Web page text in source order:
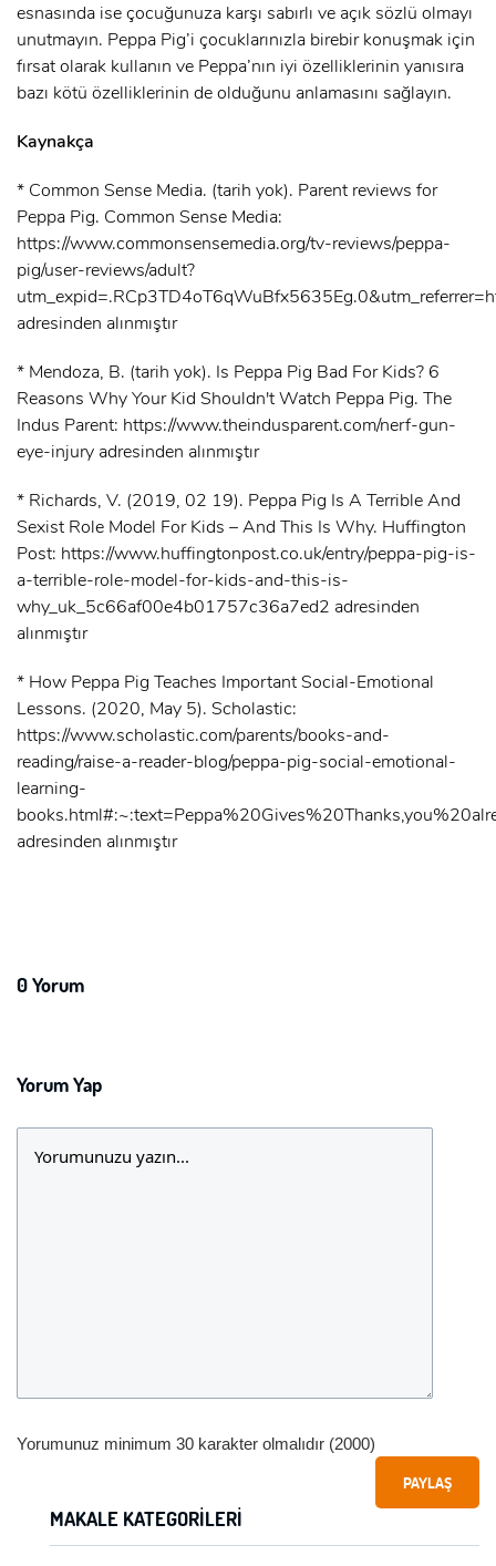
esnasında ise çocuğunuza karşı sabırlı ve açık sözlü olmayı
unutmayın. Peppa Pig’i çocuklarınızla birebir konuşmak için
fırsat olarak kullanın ve Peppa’nın iyi özelliklerinin yanısıra
bazı kötü özelliklerinin de olduğunu anlamasını sağlayın.
Kaynakça
* Common Sense Media. (tarih yok). Parent reviews for
Peppa Pig. Common Sense Media:
https://www.commonsensemedia.org/tv-reviews/peppa-
pig/user-reviews/adult?
adresinden alınmıştır
* Mendoza, B. (tarih yok). Is Peppa Pig Bad For Kids? 6
Reasons Why Your Kid Shouldn't Watch Peppa Pig. The
Indus Parent: https://www.theindusparent.com/nerf-gun-
eye-injury adresinden alınmıştır
* Richards, V. (2019, 02 19). Peppa Pig Is A Terrible And
Sexist Role Model For Kids – And This Is Why. Huffington
Post: https://www.huffingtonpost.co.uk/entry/peppa-pig-is-
a-terrible-role-model-for-kids-and-this-is-
why_uk_5c66af00e4b01757c36a7ed2 adresinden
alınmıştır
* How Peppa Pig Teaches Important Social-Emotional
Lessons. (2020, May 5). Scholastic:
https://www.scholastic.com/parents/books-and-
reading/raise-a-reader-blog/peppa-pig-social-emotional-
learning-
adresinden alınmıştır
0 Yorum
Yorum Yap
Yorumunuz minimum 30 karakter olmalıdır (2000)
PAYLAŞ
MAKALE KATEGORILERI